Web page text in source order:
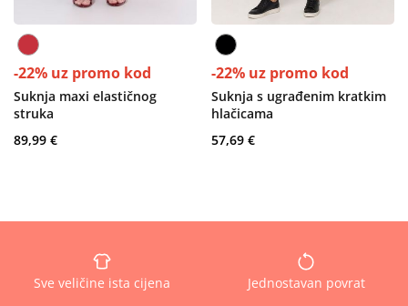
-22% uz promo kod
Suknja maxi elastičnog
struka
89,99 €
-22% uz promo kod
Suknja s ugrađenim kratkim
hlačicama
57,69 €
Sve veličine ista cijena Jednostavan povrat